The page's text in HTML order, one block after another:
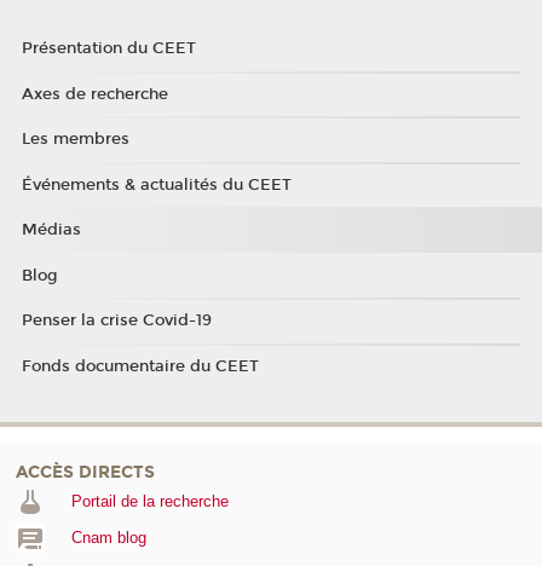
Présentation du CEET
Axes de recherche
Les membres
Événements & actualités du CEET
Médias
Blog
Penser la crise Covid-19
Fonds documentaire du CEET
ACCÈS DIRECTS
Portail de la recherche
Cnam blog